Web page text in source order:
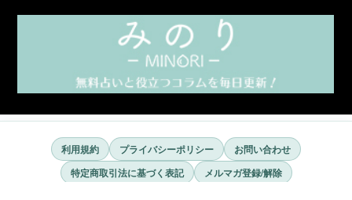
利用規約 プライバシーポリシー
お問い合わせ
特定商取引法に基づく表記
メルマガ登録/解除